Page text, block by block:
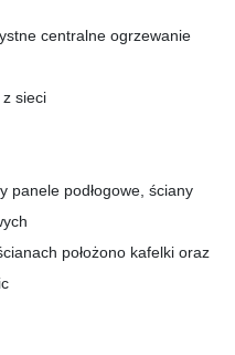
centralne ogrzewanie
z sieci
panele podłogowe, ściany
położono kafelki oraz